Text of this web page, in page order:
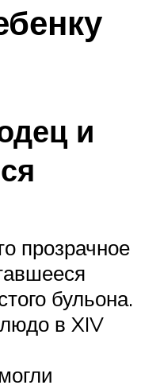
и
прозрачное
бульона.
в XIV